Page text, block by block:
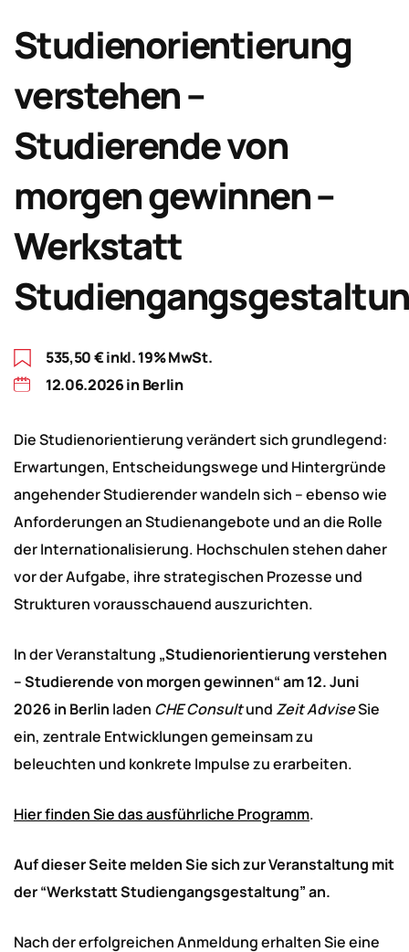
Studienorientierung
verstehen –
Studierende von
morgen gewinnen –
Werkstatt
535,50€inkl. 19% MwSt.
12.06.2026 in Berlin
Die Studienorientierung verändert sich grundlegend:
Erwartungen, Entscheidungswege und Hintergründe
angehender Studierender wandeln sich – ebenso wie
Anforderungen an Studienangebote und an die Rolle
der Internationalisierung. Hochschulen stehen daher
vor der Aufgabe, ihre strategischen Prozesse und
Strukturen vorausschauend auszurichten.
In der Veranstaltung „Studienorientierung verstehen
– Studierende von morgen gewinnen“am 12. Juni
2026 in Berlin laden CHE Consultund Zeit AdviseSie
ein, zentrale Entwicklungen gemeinsam zu
beleuchten und konkrete Impulse zu erarbeiten.
Hier finden Sie das ausführliche Programm.
Auf dieser Seite melden Sie sich zur Veranstaltung mit
der “Werkstatt Studiengangsgestaltung” an.
Nach der erfolgreichen Anmeldung erhalten Sie eine